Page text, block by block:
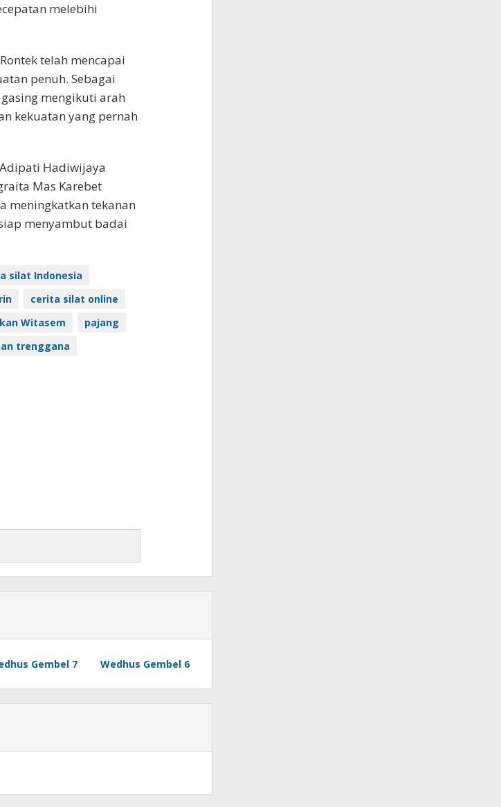
melebihi
telah mencapai
penuh. Sebagai
mengikuti arah
kekuatan yang pernah
Hadiwijaya
Mas Karebet
meningkatkan tekanan
menyambut badai
silat Indonesia
cerita silat online
Witasem
pajang
trenggana
Gembel 7 Wedhus Gembel 6